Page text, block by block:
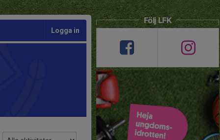
Logga in
Följ LFK